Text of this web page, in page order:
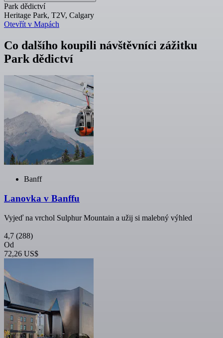
Park dědictví
Heritage Park, T2V, Calgary
Otevřít v Mapách
Co dalšího koupili návštěvníci zážitku
Park dědictví
Banff
Lanovka v Banffu
Vyjeď na vrchol Sulphur Mountain a užij si malebný výhled
4,7 (288)
Od
72,26 US$